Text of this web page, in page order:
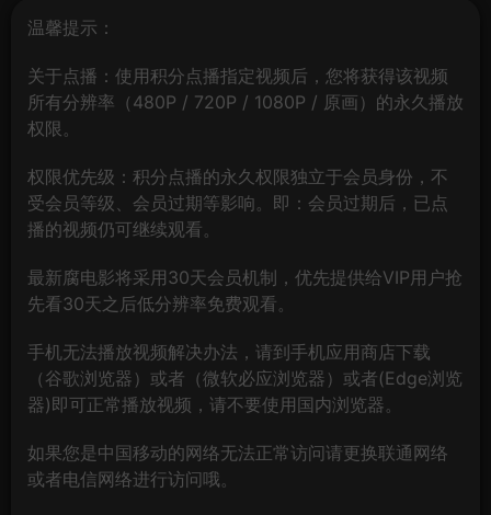
温馨提示：
关于点播：使用积分点播指定视频后，您将获得该视频
所有分辨率（480P / 720P / 1080P / 原画）的永久播放
权限。
权限优先级：积分点播的永久权限独立于会员身份，不
受会员等级、会员过期等影响。即：会员过期后，已点
播的视频仍可继续观看。
最新腐电影将采用30天会员机制，优先提供给VIP用户抢
先看30天之后低分辨率免费观看。
手机无法播放视频解决办法，请到手机应用商店下载
（谷歌浏览器）或者（微软必应浏览器）或者(Edge浏览
器)即可正常播放视频，请不要使用国内浏览器。
如果您是中国移动的网络无法正常访问请更换联通网络
或者电信网络进行访问哦。